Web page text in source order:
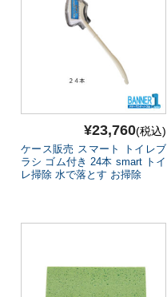
¥23,760(税込)
ケース販売 スマート トイレブ
ラシ ゴム付き 24本 smart トイ
レ掃除 水で落とす お掃除